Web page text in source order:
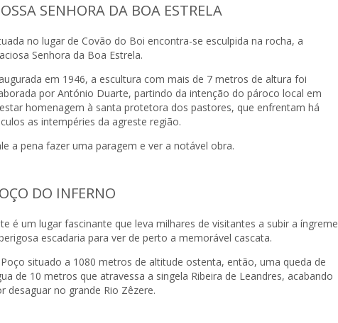
SENHORA DA BOA ESTRELA
no lugar de Covão do Boi encontra-se esculpida na rocha, a
Senhora da Boa Estrela.
em 1946, a escultura com mais de 7 metros de altura foi
por António Duarte, partindo da intenção do pároco local em
homenagem à santa protetora dos pastores, que enfrentam há
as intempéries da agreste região.
a pena fazer uma paragem e ver a notável obra.
DO INFERNO
é um lugar fascinante que leva milhares de visitantes a subir a íngreme
escadaria para ver de perto a memorável cascata.
situado a 1080 metros de altitude ostenta, então, uma queda de
de 10 metros que atravessa a singela Ribeira de Leandres, acabando
desaguar no grande Rio Zêzere.